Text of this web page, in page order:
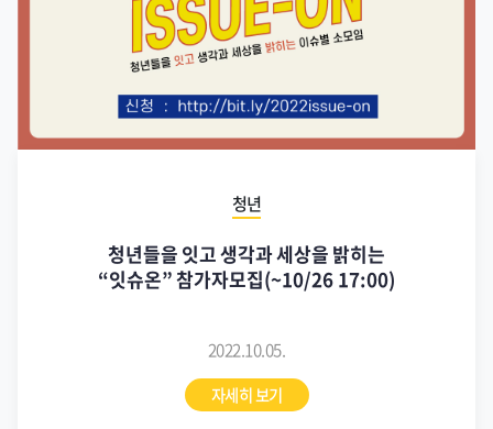
청년
청년들을 잇고 생각과 세상을 밝히는
“잇슈온” 참가자모집(~10/26 17:00)
2022.10.05.
자세히 보기